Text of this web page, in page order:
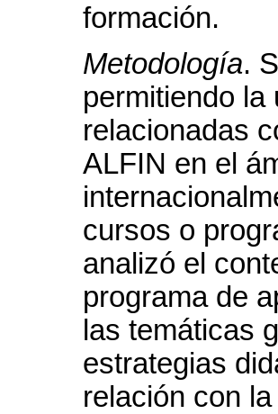
formación.
Metodología.
permitiendo
relacionadas
ALFIN en el
cursos o
analizó el
programa de
las temáticas
estrategias
relación con